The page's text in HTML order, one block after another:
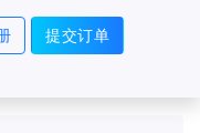
提交订单